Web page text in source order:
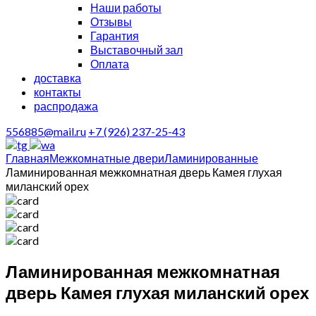
Наши работы
Отзывы
Гарантия
Выставочный зал
Оплата
доставка
контакты
распродажа
556885@mail.ru +7 (926) 237-25-43
ГлавнаяМежкомнатные двериЛаминированные
Ламинированная межкомнатная дверь Камея глухая
миланский орех
Ламинированная межкомнатная
дверь Камея глухая миланский орех